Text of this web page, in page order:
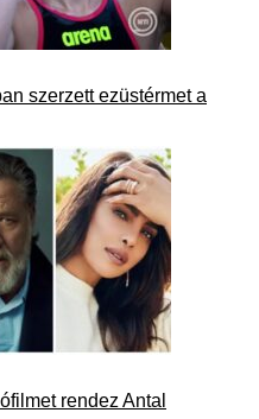
szerzett ezüstérmet a
rendez Antal